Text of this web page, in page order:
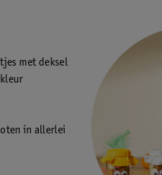
met deksel
in allerlei